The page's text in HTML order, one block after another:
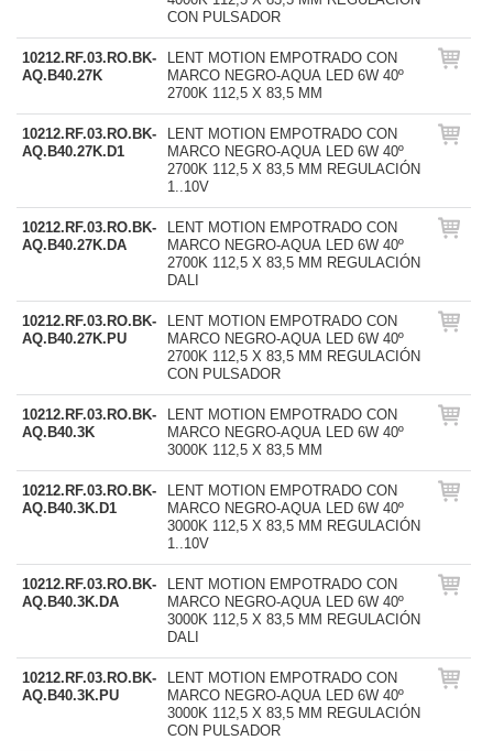
CON PULSADOR
10212.RF.03.RO.BK-
AQ.B40.27K
LENT MOTION EMPOTRADO CON
MARCO NEGRO-AQUA LED 6W 40º
2700K 112,5 X 83,5 MM
10212.RF.03.RO.BK-
AQ.B40.27K.D1
LENT MOTION EMPOTRADO CON
MARCO NEGRO-AQUA LED 6W 40º
2700K 112,5 X 83,5 MM REGULACIÓN
1..10V
10212.RF.03.RO.BK-
AQ.B40.27K.DA
LENT MOTION EMPOTRADO CON
MARCO NEGRO-AQUA LED 6W 40º
2700K 112,5 X 83,5 MM REGULACIÓN
DALI
10212.RF.03.RO.BK-
AQ.B40.27K.PU
LENT MOTION EMPOTRADO CON
MARCO NEGRO-AQUA LED 6W 40º
2700K 112,5 X 83,5 MM REGULACIÓN
CON PULSADOR
10212.RF.03.RO.BK-
AQ.B40.3K
LENT MOTION EMPOTRADO CON
MARCO NEGRO-AQUA LED 6W 40º
3000K 112,5 X 83,5 MM
10212.RF.03.RO.BK-
AQ.B40.3K.D1
LENT MOTION EMPOTRADO CON
MARCO NEGRO-AQUA LED 6W 40º
3000K 112,5 X 83,5 MM REGULACIÓN
1..10V
10212.RF.03.RO.BK-
AQ.B40.3K.DA
LENT MOTION EMPOTRADO CON
MARCO NEGRO-AQUA LED 6W 40º
3000K 112,5 X 83,5 MM REGULACIÓN
DALI
10212.RF.03.RO.BK-
AQ.B40.3K.PU
LENT MOTION EMPOTRADO CON
MARCO NEGRO-AQUA LED 6W 40º
3000K 112,5 X 83,5 MM REGULACIÓN
CON PULSADOR